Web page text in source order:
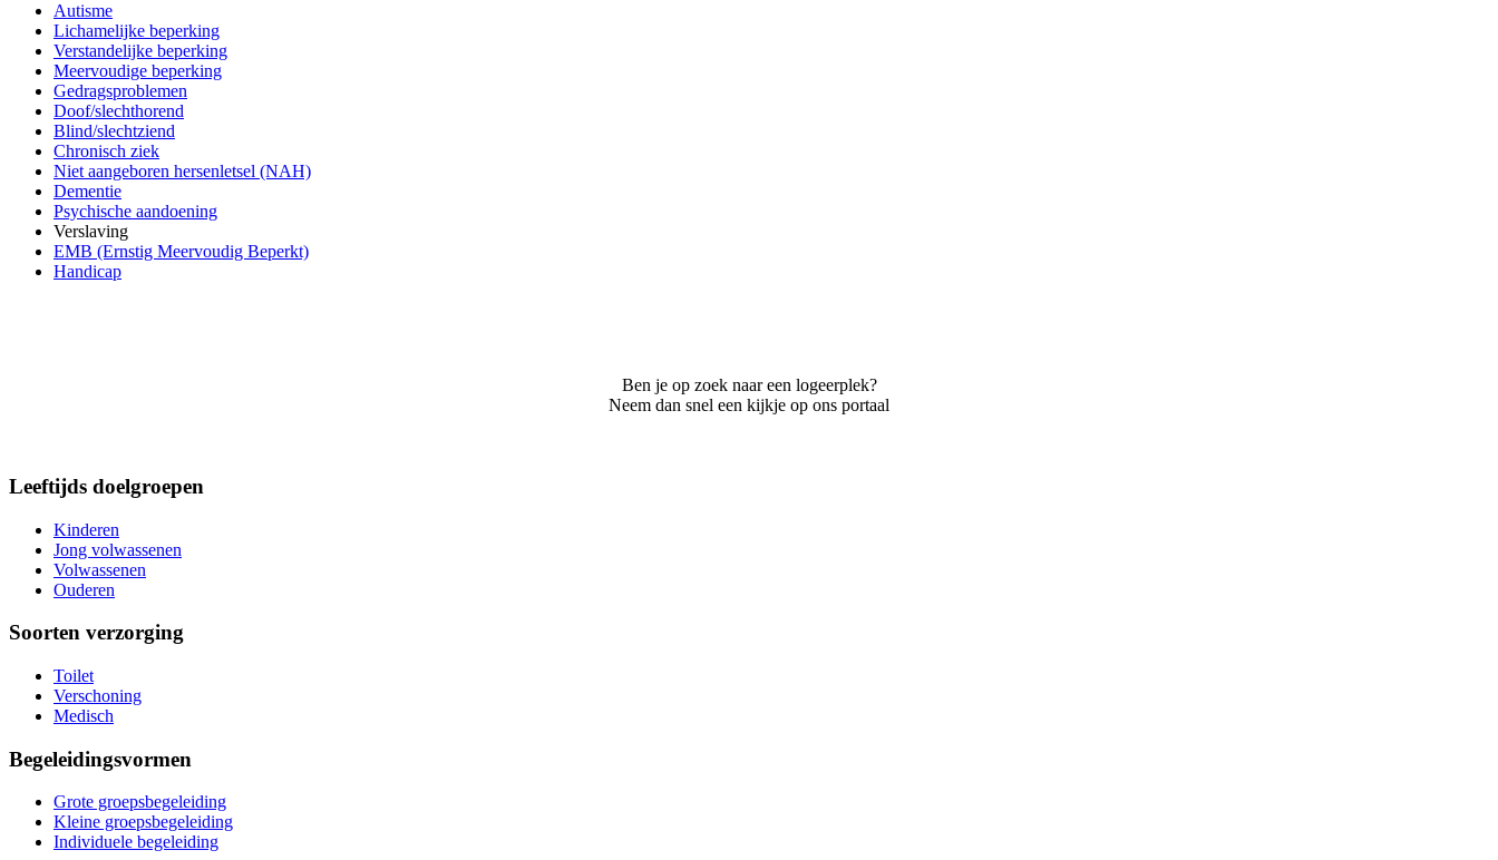
Autisme
Lichamelijke beperking
Verstandelijke beperking
Meervoudige beperking
Gedragsproblemen
Doof/slechthorend
Blind/slechtziend
Chronisch ziek
Niet aangeboren hersenletsel (NAH)
Dementie
Psychische aandoening
Verslaving
EMB (Ernstig Meervoudig Beperkt)
Handicap
Ben je op zoek naar een logeerplek?
Neem dan snel een kijkje op ons portaal
Leeftijds doelgroepen
Kinderen
Jong volwassenen
Volwassenen
Ouderen
Soorten verzorging
Toilet
Verschoning
Medisch
Begeleidingsvormen
Grote groepsbegeleiding
Kleine groepsbegeleiding
Individuele begeleiding